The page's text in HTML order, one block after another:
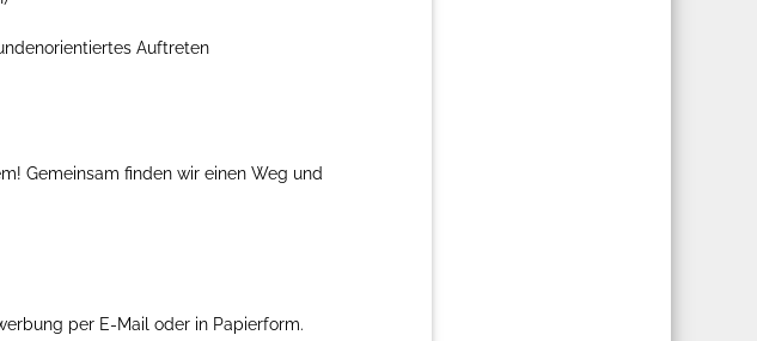
Auftreten
Gemeinsam finden wir einen Weg und
per E-Mail oder in Papierform.